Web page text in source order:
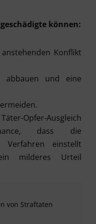
können:
Konflikt
abbauen und eine
Opfer-Ausgleich
dass die
Verfahren einstellt
milderes Urteil
von Straftaten